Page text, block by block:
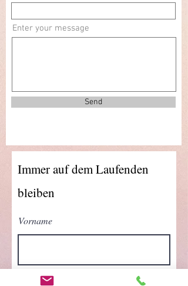
Enter your message
Send
Immer auf dem Laufenden
bleiben
Vorname
Nachname